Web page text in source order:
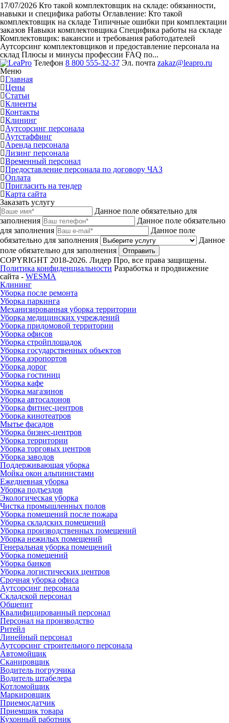
17/07/2026 Кто такой комплектовщик на складе: обязанности,
навыки и специфика работы Оглавление: Кто такой
комплектовщик на складе Типичные ошибки при комплектации
заказов Навыки комплектовщика Специфика работы на складе
Комплектовщик: вакансии и требования работодателей
Аутсорсинг комплектовщиков и предоставление персонала на
склад Плюсы и минусы профессии FAQ по...
Телефон 8 800 555-32-37 Эл. почта zakaz@leapro.ru
Меню
Главная
Цены
Статьи
Клиенты
Контакты
Клининг
Аутсорсинг персонала
Аутстаффинг
Аренда персонала
Лизинг персонала
Временный персонал
Предоставление персонала по договору ЧАЗ
Оплата
Пригласить на тендер
Карта сайта
Заказать услугу
Данное поле обязательно для
заполнения
Данное поле обязательно
для заполнения
Данное поле
обязательно для заполнения
Данное
поле обязательно для заполнения
Отправить
COPYRIGHT 2018-2026. Лидер Про, все права защищены.
Политика конфиденциальности Разработка и продвижение
сайта - WESMA
Клининг
Уборка после ремонта
Уборка паркинга
Механизированная уборка территории
Уборка медицинских учреждений
Уборка придомовой территории
Уборка офисов
Уборка стройплощадок
Уборка государственных объектов
Уборка аэропортов
Уборка дорог
Уборка гостиниц
Уборка кафе
Уборка магазинов
Уборка автосалонов
Уборка фитнес-центров
Уборка кинотеатров
Мытье фасадов
Уборка бизнес-центров
Уборка территории
Уборка торговых центров
Уборка заводов
Поддерживающая уборка
Мойка окон альпинистами
Ежедневная уборка
Уборка подъездов
Экологическая уборка
Чистка промышленных полов
Уборка помещений после пожара
Уборка складских помещений
Уборка производственных помещений
Уборка нежилых помещений
Генеральная уборка помещений
Уборка помещений
Уборка банков
Уборка логистических центров
Срочная уборка офиса
Аутсорсинг персонала
Складской персонал
Общепит
Квалифицированный персонал
Персонал на производство
Ритейл
Линейный персонал
Аутсорсинг строительного персонала
Автомойщик
Сканировщик
Водитель погрузчика
Водитель штабелера
Котломойщик
Маркировщик
Приемосдатчик
Приемщик товара
Кухонный работник